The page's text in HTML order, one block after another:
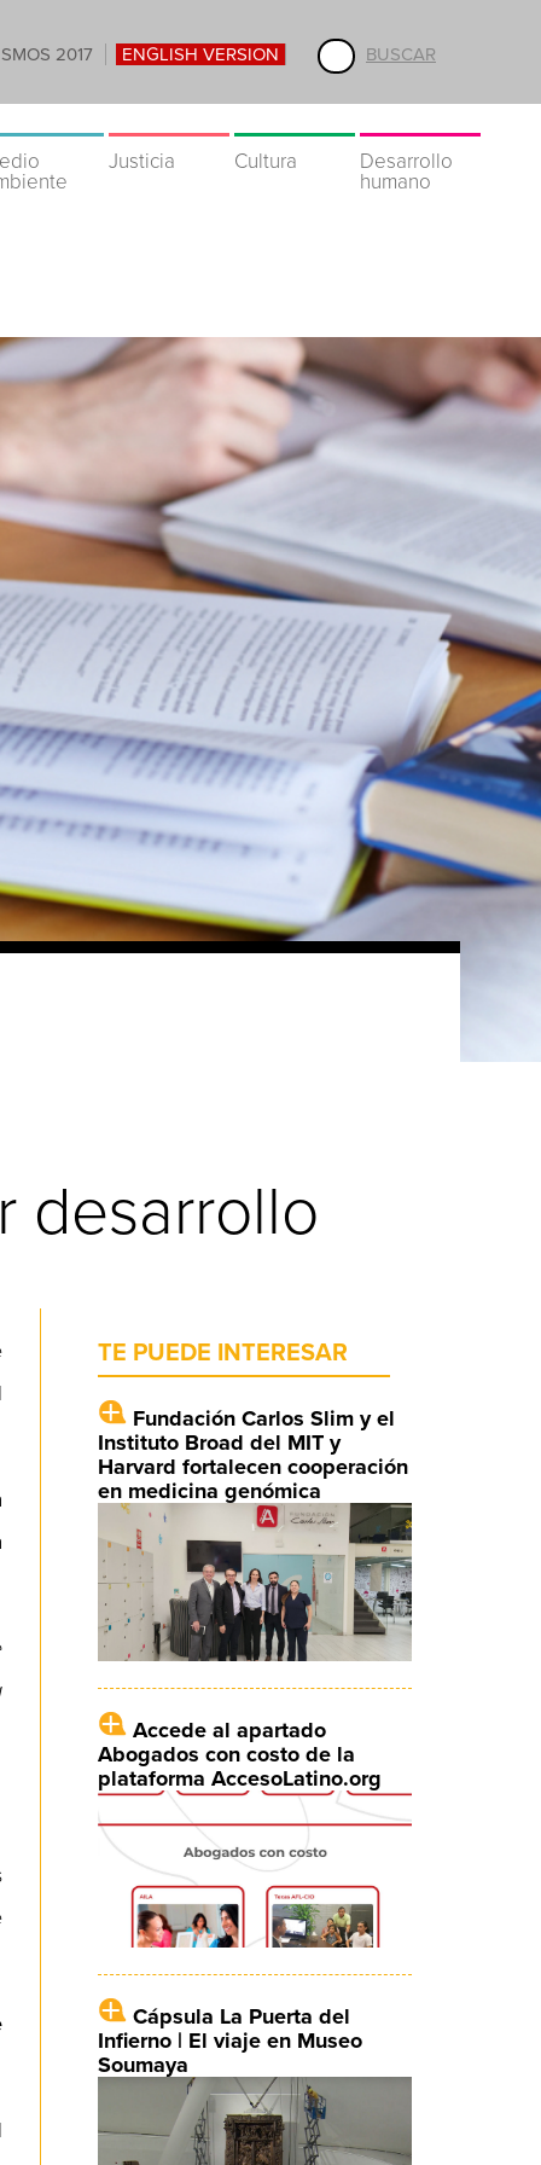
BUSCAR
2017 ENGLISH VERSION
Justicia Cultura
Desarrollo
humano
desarrollo
TE PUEDE INTERESAR
Fundación Carlos Slim y el
Instituto Broad del MIT y
Harvard fortalecen cooperación
en medicina genómica
Accede al apartado
Abogados con costo de la
plataforma AccesoLatino.org
Cápsula La Puerta del
Infierno | El viaje en Museo
Soumaya